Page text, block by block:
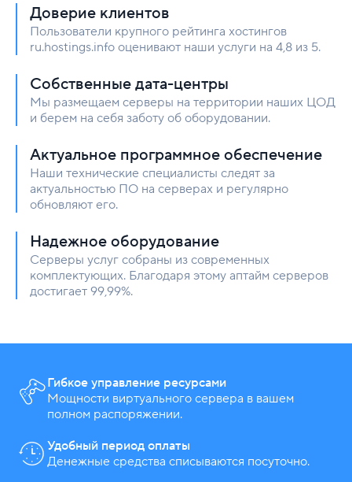
Доверие клиентов
Пользователи крупного рейтинга хостингов
ru.hostings.info оценивают наши услуги на 4,8 из 5.
Собственные дата-центры
Мы размещаем серверы на территории наших ЦОД
и берем на себя заботу об оборудовании.
Актуальное программное обеспечение
Наши технические специалисты следят за
актуальностью ПО на серверах и регулярно
обновляют его.
Надежное оборудование
Серверы услуг собраны из современных
комплектующих. Благодаря этому аптайм серверов
достигает 99,99%.
Гибкое управление ресурсами
Мощности виртуального сервера в вашем
полном распоряжении.
Удобный период оплаты
Денежные средства списываются посуточно.